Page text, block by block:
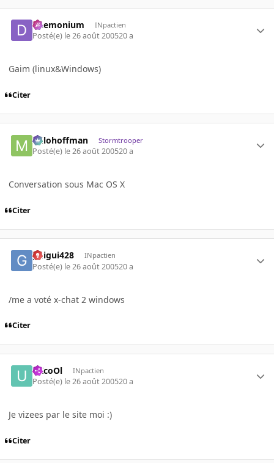
Daemonium INpactien
Posté(e) le 26 août 200520 a
Gaim (linux&Windows)
Citer
milohoffman Stormtrooper
Posté(e) le 26 août 200520 a
Conversation sous Mac OS X
Citer
guigui428 INpactien
Posté(e) le 26 août 200520 a
/me a voté x-chat 2 windows
Citer
uXcoOl INpactien
Posté(e) le 26 août 200520 a
Je vizees par le site moi :)
Citer